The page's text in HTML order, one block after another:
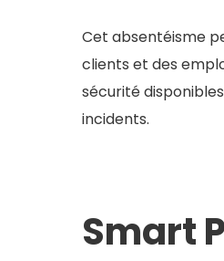
Cet absentéisme
clients et des
sécurité
incidents.
Smart